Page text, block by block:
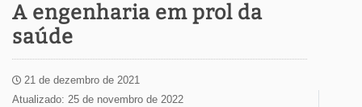
A engenharia em prol da
saúde
21 de dezembro de 2021
Atualizado: 25 de novembro de 2022